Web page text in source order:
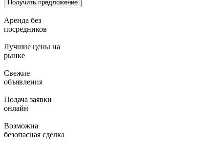
Аренда без
посредников
Лучшие цены на
рынке
Свежие
объявления
Подача заявки
онлайн
Возможна
безопасная сделка